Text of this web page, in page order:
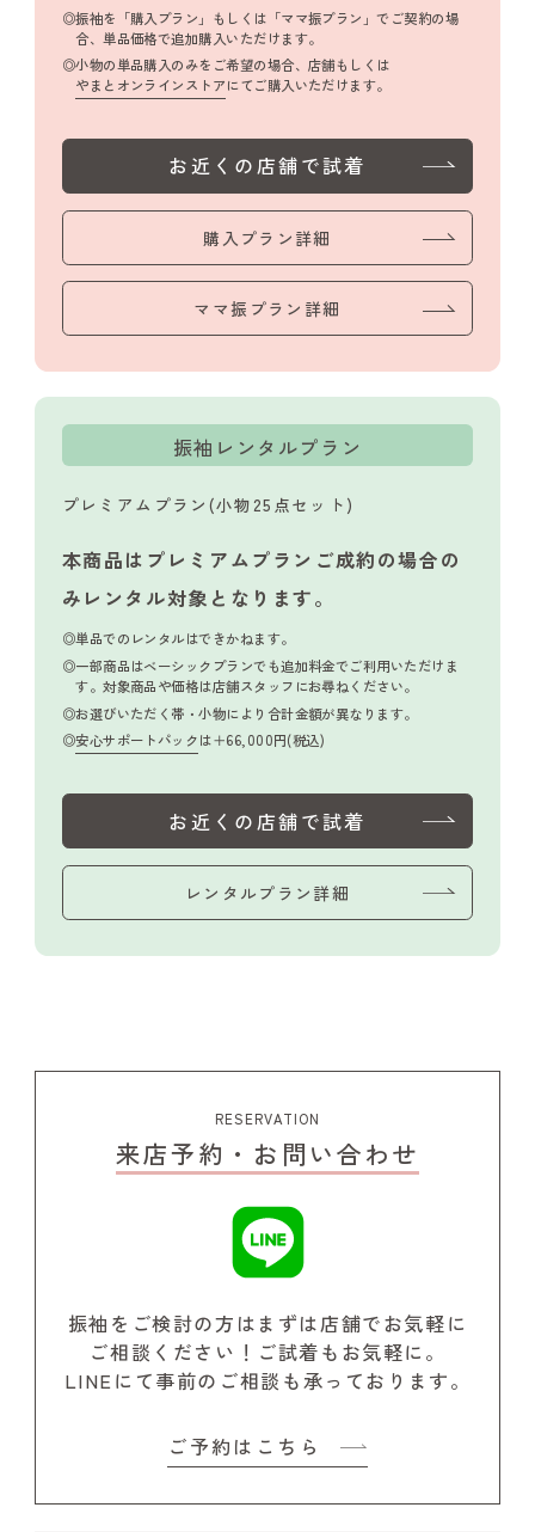
振袖レンタルプラン
プレミアムプラン(小物25点セット)
本商品はプレミアムプランご成約の場合の
み レンタル対象となります。
単品でのレンタルはできかねます。
一部商品はベーシックプランでも追加料金でご利用いただけま
す。対象商品や価格は店舗スタッフにお尋ねください。
お選びいただく帯・小物により合計金額が異なります。
安心サポートパックは＋66,000円(税込)
お近くの店舗で試着
レンタルプラン詳細
振袖を「購入プラン」もしくは「ママ振プラン」でご契約の場
合、単品価格で追加購入いただけます。
小物の単品購入のみをご希望の場合、店舗もしくは
やまとオンラインストアにてご購入いただけます。
お近くの店舗で試着
購入プラン詳細
ママ振プラン詳細
RESERVATION
来店予約・お問い合わせ
振袖をご検討の方はまずは店舗でお気軽に
ご相談ください！ ご試着もお気軽に。
LINEにて事前のご相談も承っております。
ご予約はこちら